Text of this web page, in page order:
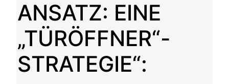
ANSATZ: EINE
„TÜRÖFFNER“-
STRATEGIE“: